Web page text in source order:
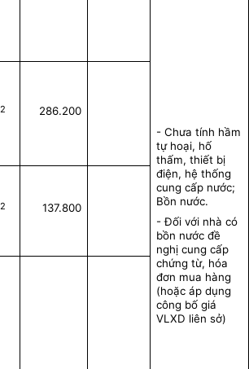
- Chưa tính hầm
tự hoại, hố
thấm, thiết bị
điện, hệ thống
cung cấp nước;
Bồn nước.
- Đối với nhà có
bồn nước đề
nghị cung cấp
chứng từ, hóa
đơn mua hàng
(hoặc áp dụng
công bố giá
VLXD liên sở)
2 286.200
2 137.800